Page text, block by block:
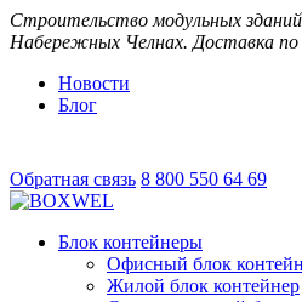
Строительство модульных
Набережных Челнах. Доставка по
Новости
Блог
Обратная связь 8 800 550 64 69
Блок контейнеры
Офисный блок
Жилой блок контейнер